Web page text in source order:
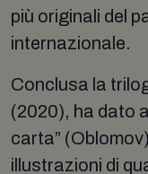
più originali del
internazionale.
Conclusa la
(2020), ha dato
carta”
illustrazioni di